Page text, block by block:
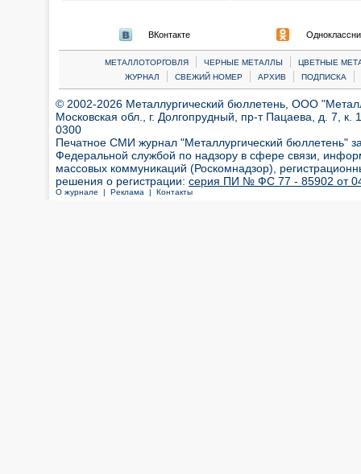
ВКонтакте
МЕТАЛЛОТОРГОВЛЯ | ЧЕРНЫЕ МЕТАЛЛЫ |
ЦВЕТНЫЕ
ЖУРНАЛ
| СВЕЖИЙ НОМЕР | АРХИВ | ПОДПИСКА |
© 2002-2026 Металлургический бюллетень, ООО
Московская обл., г. Долгопрудный, пр-т Пацаева, д. 7,
0300
Печатное СМИ журнал "Металлургический бюллетень"
Федеральной службой по надзору в сфере связи,
массовых коммуникаций (Роскомнадзор),
решения о регистрации: серия ПИ № ФС 77 - 85902 от 04
О журнале | Реклама | Контакты